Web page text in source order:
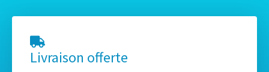
Livraison offerte